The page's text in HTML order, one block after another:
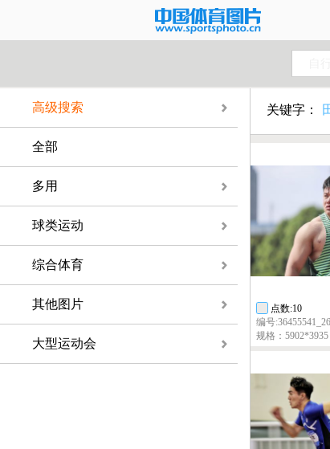
高级搜索
全部
多用
球类运动
综合体育
其他图片
大型运动会
关键字：
点数:10
编号
规格：